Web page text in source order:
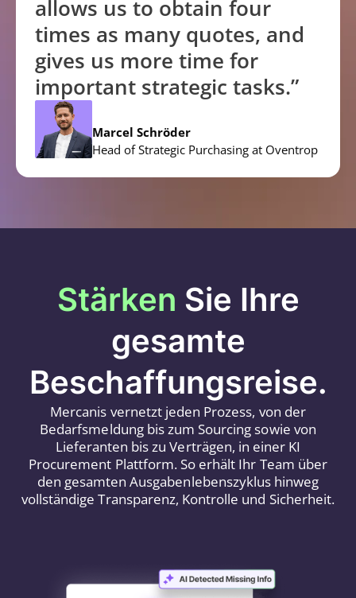
allows us to obtain four
times as many quotes, and
gives us more time for
important strategic tasks.”
Marcel Schröder
Head of Strategic Purchasing at Oventrop
Stärken Sie Ihre
gesamte
Beschaffungsreise.
Mercanis vernetzt jeden Prozess, von der
Bedarfsmeldung bis zum Sourcing sowie von
Lieferanten bis zu Verträgen, in einer KI
Procurement Plattform. So erhält Ihr Team über
den gesamten Ausgabenlebenszyklus hinweg
vollständige Transparenz, Kontrolle und Sicherheit.